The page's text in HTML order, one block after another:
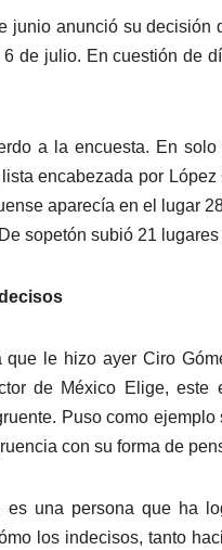
junio anunció su
de julio. En cuestión de
a la encuesta. En
encabezada por
aparecía en el lugar
sopetón subió 21
que le hizo ayer Ciro
de México Elige,
Puso como
con su forma de
es una persona que ha
los indecisos, tanto